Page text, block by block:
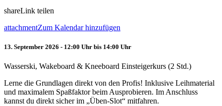
shareLink teilen
attachmentZum Kalendar hinzufügen
13. September 2026 - 12:00 Uhr bis 14:00 Uhr
Wasserski, Wakeboard & Kneeboard Einsteigerkurs (2 Std.)
Lerne die Grundlagen direkt von den Profis! Inklusive Leihmaterial
und maximalem Spaßfaktor beim Ausprobieren. Im Anschluss
kannst du direkt sicher im „Üben-Slot“ mitfahren.